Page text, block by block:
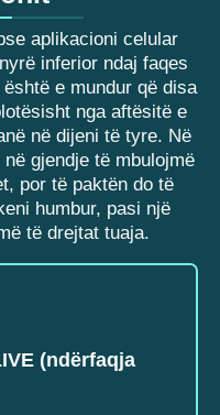
aplikacioni celular
inferior ndaj faqes
e mundur që disa
nga aftësitë e
në dijeni të tyre. Në
gjendje të mbulojmë
por të paktën do të
humbur, pasi një
të drejtat tuaja.
(ndërfaqja